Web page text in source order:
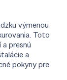
výmenou
Toto
presnú
a
pokyny pre